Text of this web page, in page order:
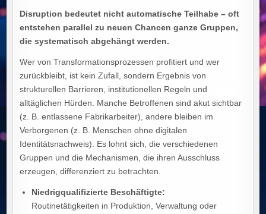
Disruption bedeutet nicht automatische Teilhabe – oft
entstehen parallel zu neuen Chancen ganze Gruppen,
die systematisch abgehängt werden.
Wer von Transformationsprozessen profitiert und wer
zurückbleibt, ist kein Zufall, sondern Ergebnis von
strukturellen Barrieren, institutionellen Regeln und
alltäglichen Hürden. Manche Betroffenen sind akut sichtbar
(z. B. entlassene Fabrikarbeiter), andere bleiben im
Verborgenen (z. B. Menschen ohne digitalen
Identitätsnachweis). Es lohnt sich, die verschiedenen
Gruppen und die Mechanismen, die ihren Ausschluss
erzeugen, differenziert zu betrachten.
Niedrigqualifizierte Beschäftigte:
Routinetätigkeiten in Produktion, Verwaltung oder